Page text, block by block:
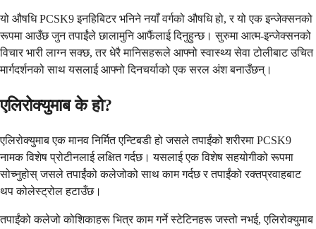
यो औषधि PCSK9 इनहिबिटर भनिने नयाँ वर्गको औषधि हो, र यो एक इन्जेक्सनको
रूपमा आउँछ जुन तपाईंले छालामुनि आफैंलाई दिनुहुन्छ। सुरुमा आत्म-इन्जेक्सनको
विचार भारी लाग्न सक्छ, तर धेरै मानिसहरूले आफ्नो स्वास्थ्य सेवा टोलीबाट उचित
मार्गदर्शनको साथ यसलाई आफ्नो दिनचर्याको एक सरल अंश बनाउँछन्।
एलिरोक्युमाब के हो?
एलिरोक्युमाब एक मानव निर्मित एन्टिबडी हो जसले तपाईंको शरीरमा PCSK9
नामक विशेष प्रोटीनलाई लक्षित गर्दछ। यसलाई एक विशेष सहयोगीको रूपमा
सोच्नुहोस् जसले तपाईंको कलेजोको साथ काम गर्दछ र तपाईंको रक्तप्रवाहबाट
थप कोलेस्ट्रोल हटाउँछ।
तपाईंको कलेजो कोशिकाहरू भित्र काम गर्ने स्टेटिनहरू जस्तो नभई, एलिरोक्युमाब